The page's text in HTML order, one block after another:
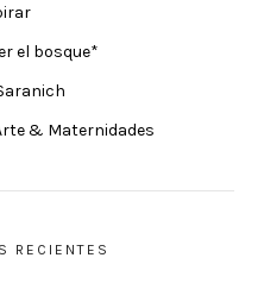
el bosque*
Arte & Maternidades
RECIENTES